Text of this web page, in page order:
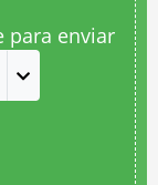
para enviar